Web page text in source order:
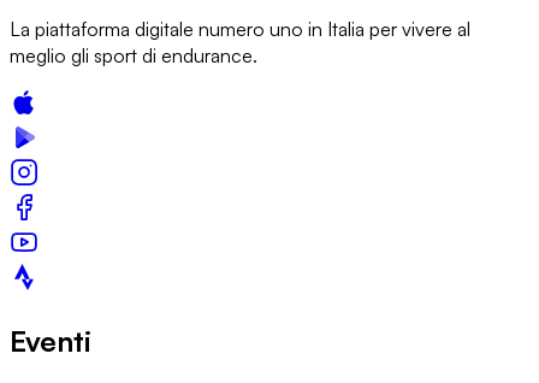
La piattaforma digitale numero uno in Italia per vivere al
meglio gli sport di endurance.
Eventi